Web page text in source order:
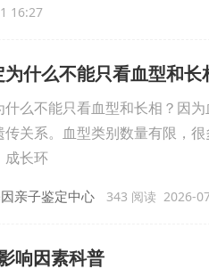
16:27
什么不能只看血型和
什么不能只看血型和长相？因
传关系。血型类别数量有限，
成长环
亲子鉴定中心 343 阅读 2026-
响因素科普